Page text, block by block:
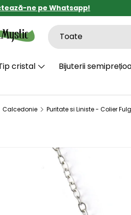
LA CONȚINUT
ne pe Whatsapp!
Căutare
Tipul de produs
Toate
cristal Bijuterii
Calcedonie
LA INFORMAȚIILE DESPRE PRODUS